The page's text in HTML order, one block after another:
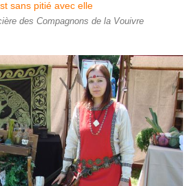
des Compagnons de la Vouivre